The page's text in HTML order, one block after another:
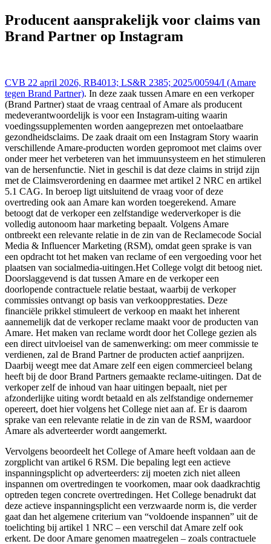
((Amare tegen Brand Partner)), https://redactie-
delex.cshark.nl/artikelen/producent-aansprakelijk-voor-claims-van-
brand-partner-op-instagram
Producent aansprakelijk voor claims van
Brand Partner op Instagram
CVB 22 april 2026, RB4013; LS&R 2385; 2025/00594/I (Amare
tegen Brand Partner). In deze zaak tussen Amare en een verkoper
(Brand Partner) staat de vraag centraal of Amare als producent
medeverantwoordelijk is voor een Instagram-uiting waarin
voedingssupplementen worden aangeprezen met ontoelaatbare
gezondheidsclaims. De zaak draait om een Instagram Story waarin
verschillende Amare-producten worden gepromoot met claims over
onder meer het verbeteren van het immuunsysteem en het stimuleren
van de hersenfunctie. Niet in geschil is dat deze claims in strijd zijn
met de Claimsverordening en daarmee met artikel 2 NRC en artikel
5.1 CAG. In beroep ligt uitsluitend de vraag voor of deze
overtreding ook aan Amare kan worden toegerekend. Amare
betoogt dat de verkoper een zelfstandige wederverkoper is die
volledig autonoom haar marketing bepaalt. Volgens Amare
ontbreekt een relevante relatie in de zin van de Reclamecode Social
Media & Influencer Marketing (RSM), omdat geen sprake is van
een opdracht tot het maken van reclame of een vergoeding voor het
plaatsen van socialmedia-uitingen.Het College volgt dit betoog niet.
Doorslaggevend is dat tussen Amare en de verkoper een
doorlopende contractuele relatie bestaat, waarbij de verkoper
commissies ontvangt op basis van verkoopprestaties. Deze
financiële prikkel stimuleert de verkoop en maakt het inherent
aannemelijk dat de verkoper reclame maakt voor de producten van
Amare. Het maken van reclame wordt door het College gezien als
een direct uitvloeisel van de samenwerking: om meer commissie te
verdienen, zal de Brand Partner de producten actief aanprijzen.
Daarbij weegt mee dat Amare zelf een eigen commercieel belang
heeft bij de door Brand Partners gemaakte reclame-uitingen. Dat de
verkoper zelf de inhoud van haar uitingen bepaalt, niet per
afzonderlijke uiting wordt betaald en als zelfstandige ondernemer
opereert, doet hier volgens het College niet aan af. Er is daarom
sprake van een relevante relatie in de zin van de RSM, waardoor
Amare als adverteerder wordt aangemerkt.
Vervolgens beoordeelt het College of Amare heeft voldaan aan de
zorgplicht van artikel 6 RSM. Die bepaling legt een actieve
inspanningsplicht op adverteerders: zij moeten zich niet alleen
inspannen om overtredingen te voorkomen, maar ook daadkrachtig
optreden tegen concrete overtredingen. Het College benadrukt dat
deze actieve inspanningsplicht een verzwaarde norm is, die verder
gaat dan het algemene criterium van “voldoende inspannen” uit de
toelichting bij artikel 1 NRC – een verschil dat Amare zelf ook
erkent. De door Amare genomen maatregelen – zoals contractuele